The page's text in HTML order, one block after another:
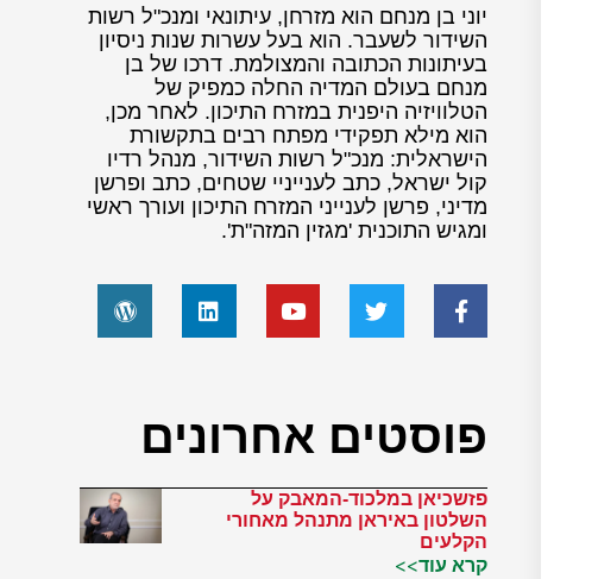
יוני בן מנחם הוא מזרחן, עיתונאי ומנכ"ל רשות
השידור לשעבר. הוא בעל עשרות שנות ניסיון
בעיתונות הכתובה והמצולמת. דרכו של בן
מנחם בעולם המדיה החלה כמפיק של
הטלוויזיה היפנית במזרח התיכון. לאחר מכן,
הוא מילא תפקידי מפתח רבים בתקשורת
הישראלית: מנכ"ל רשות השידור, מנהל רדיו
קול ישראל, כתב לענייניי שטחים, כתב ופרשן
מדיני, פרשן לענייני המזרח התיכון ועורך ראשי
ומגיש התוכנית 'מגזין המזה"ת'.
פוסטים אחרונים
פזשכיאן במלכוד-המאבק על
השלטון באיראן מתנהל מאחורי
הקלעים
קרא עוד>>